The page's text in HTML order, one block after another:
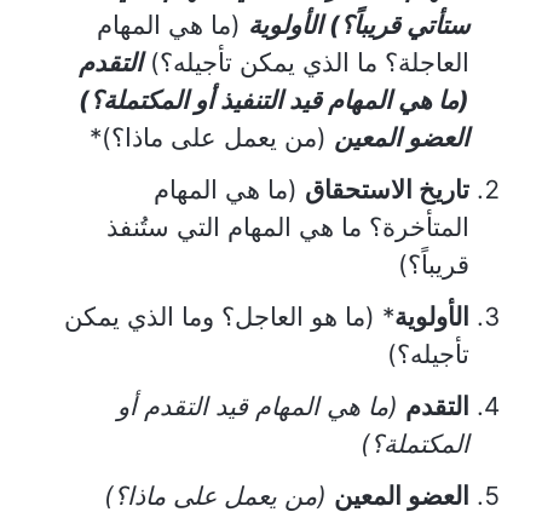
ستأتي قريباً؟) الأولوية (ما هي المهام
العاجلة؟ ما الذي يمكن تأجيله؟) التقدم
(ما هي المهام قيد التنفيذ أو المكتملة؟)
العضو المعين (من يعمل على ماذا؟)*
تاريخ الاستحقاق (ما هي المهام
المتأخرة؟ ما هي المهام التي ستُنفذ
قريباً؟)
الأولوية* (ما هو العاجل؟ وما الذي يمكن
تأجيله؟)
التقدم (ما هي المهام قيد التقدم أو
المكتملة؟)
العضو المعين (من يعمل على ماذا؟)